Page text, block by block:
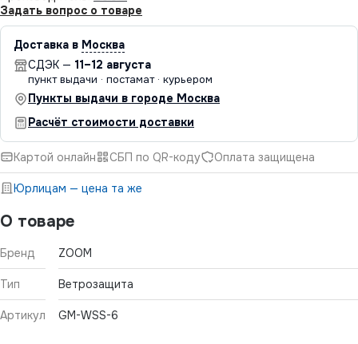
О товаре
Бренд ZOOM
Тип Ветрозащита
Артикул GM-WSS-6
Задать вопрос о товаре
Доставка в Москва
СДЭК — 11–12 августа
пункт выдачи · постамат · курьером
Пункты выдачи в городе Москва
Расчёт стоимости доставки
Картой онлайн СБП по QR-коду Оплата защищена
Юрлицам — цена та же